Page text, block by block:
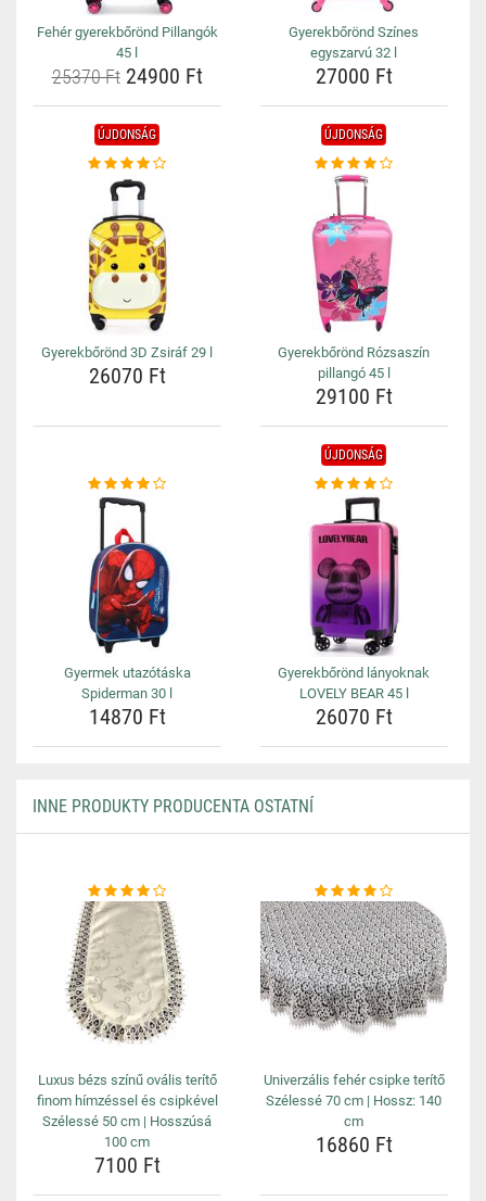
Fehér gyerekbőrönd Pillangók
45 l
25370 Ft24900 Ft
Gyerekbőrönd Színes
egyszarvú 32 l
27000 Ft
ÚJDONSÁG
Gyerekbőrönd 3D Zsiráf 29 l
26070 Ft
ÚJDONSÁG
Gyerekbőrönd Rózsaszín
pillangó 45 l
29100 Ft
Gyermek utazótáska
Spiderman 30 l
14870 Ft
ÚJDONSÁG
Gyerekbőrönd lányoknak
LOVELY BEAR 45 l
26070 Ft
INNE PRODUKTY PRODUCENTA OSTATNÍ
Luxus bézs színű ovális terítő
finom hímzéssel és csipkével
Szélessé 50 cm | Hosszúsá
100 cm
7100 Ft
Univerzális fehér csipke terítő
Szélessé 70 cm | Hossz: 140
cm
16860 Ft